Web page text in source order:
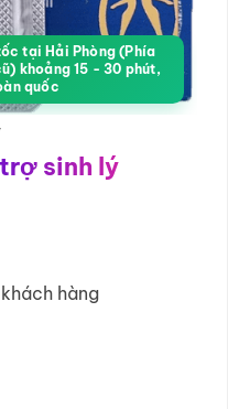
tại Hải Phòng (Phía
khoảng 15 - 30 phút,
quốc
sinh lý
hàng